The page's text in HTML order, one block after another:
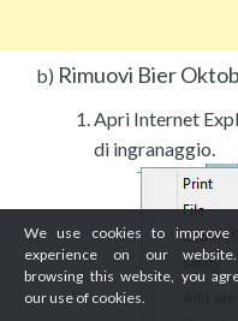
b) Rimuovi Bier
Apri Internet
di ingranaggio.
We use cookies to improve
experience on our
browsing this website, you
our use of cookies.